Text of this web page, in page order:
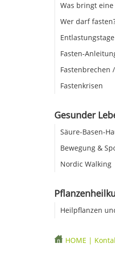
Was bringt
Wer darf
Fasten-
Fastenbrechen
Fastenkrisen
Gesunder
Säure-Basen-
Bewegung &
Nordic Walking
Heilpflanzen
HOME |